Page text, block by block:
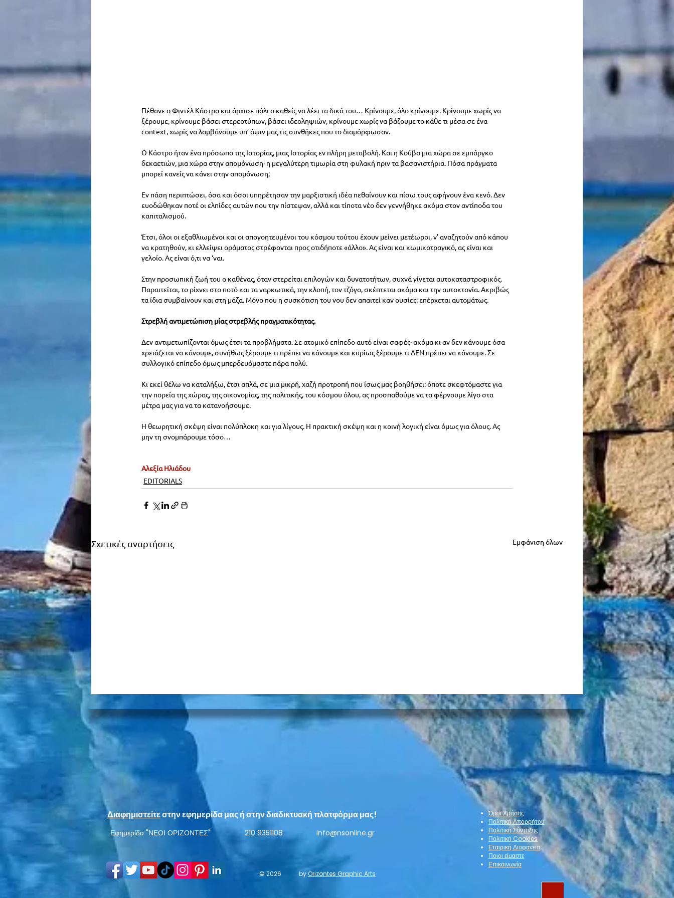
Πέθανε ο Φιντέλ Κάστρο και άρχισε πάλι ο καθείς να λέει τα δικά του… Κρίνουμε, όλο κρίνουμε. Κρίνουμε χωρίς να
ξέρουμε, κρίνουμε βάσει στερεοτύπων, βάσει ιδεοληψιών, κρίνουμε χωρίς να βάζουμε το κάθε τι μέσα σε ένα
context, χωρίς να λαμβάνουμε υπ’ όψιν μας τις συνθήκες που το διαμόρφωσαν.
Ο Κάστρο ήταν ένα πρόσωπο της Ιστορίας, μιας Ιστορίας εν πλήρη μεταβολή. Και η Κούβα μια χώρα σε εμπάργκο
δεκαετιών, μια χώρα στην απομόνωση· η μεγαλύτερη τιμωρία στη φυλακή πριν τα βασανιστήρια. Πόσα πράγματα
μπορεί κανείς να κάνει στην απομόνωση;
Εν πάση περιπτώσει, όσα και όσοι υπηρέτησαν την μαρξιστική ιδέα πεθαίνουν και πίσω τους αφήνουν ένα κενό. Δεν
ευοδώθηκαν ποτέ οι ελπίδες αυτών που την πίστεψαν, αλλά και τίποτα νέο δεν γεννήθηκε ακόμα στον αντίποδα του
καπιταλισμού.
Έτσι, όλοι οι εξαθλιωμένοι και οι απογοητευμένοι του κόσμου τούτου έχουν μείνει μετέωροι, ν’ αναζητούν από κάπου
να κρατηθούν, κι ελλείψει οράματος στρέφονται προς οτιδήποτε «άλλο». Ας είναι και κωμικοτραγικό, ας είναι και
γελοίο. Ας είναι ό,τι να ‘ναι.
Στην προσωπική ζωή του ο καθένας, όταν στερείται επιλογών και δυνατοτήτων, συχνά γίνεται αυτοκαταστροφικός.
Παραιτείται, το ρίχνει στο ποτό και τα ναρκωτικά, την κλοπή, τον τζόγο, σκέπτεται ακόμα και την αυτοκτονία. Ακριβώς
τα ίδια συμβαίνουν και στη μάζα. Μόνο που η συσκότιση του νου δεν απαιτεί καν ουσίες: επέρχεται αυτομάτως.
Στρεβλή αντιμετώπιση μίας στρεβλής πραγματικότητας.
Δεν αντιμετωπίζονται όμως έτσι τα προβλήματα. Σε ατομικό επίπεδο αυτό είναι σαφές· ακόμα κι αν δεν κάνουμε όσα
χρειάζεται να κάνουμε, συνήθως ξέρουμε τι πρέπει να κάνουμε και κυρίως ξέρουμε τι ΔΕΝ πρέπει να κάνουμε. Σε
συλλογικό επίπεδο όμως μπερδευόμαστε πάρα πολύ.
Κι εκεί θέλω να καταλήξω, έτσι απλά, σε μια μικρή, χαζή προτροπή που ίσως μας βοηθήσει: όποτε σκεφτόμαστε για
την πορεία της χώρας, της οικονομίας, της πολιτικής, του κόσμου όλου, ας προσπαθούμε να τα φέρνουμε λίγο στα
μέτρα μας για να τα κατανοήσουμε.
Η θεωρητική σκέψη είναι πολύπλοκη και για λίγους. Η πρακτική σκέψη και η κοινή λογική είναι όμως για όλους. Ας
μην τη σνομπάρουμε τόσο…
Αλεξία Ηλιάδου
EDITORIALS
Σχετικές αναρτήσεις Εμφάνιση όλων
Το πρώτο μου καλοκαίρι
στην πόλη – Όταν η Νέα
Σμύρνη ήταν ένα μεγάλο
χωριό
Πάσχα: Πέρασμα σε έναν
ανώτερο Εαυτό, στο Φως
και στη Χαρά
Διαφημιστείτεστην εφημερίδα μας ή στην διαδικτυακή πλατφόρμα μας!
Εφημερίδα "ΝΕΟΙ ΟΡΙΖΟΝΤΕΣ" 210 9351108 info@nsonline.gr
© 2026 byOrizontes Graphic Arts
Όροι Χρήσης
Πολιτική Απορρήτου
Πολιτική Σύνταξης
Πολιτική Cookies
Εταιρική Διαφάνεια
Ποιοι είμαστε
Επικοινωνία